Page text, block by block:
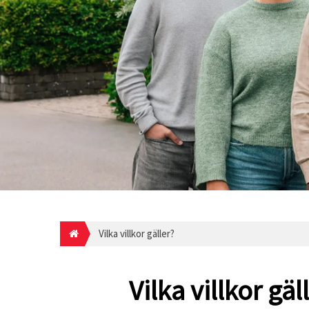
Vilka villkor gäller?
Vilka villkor